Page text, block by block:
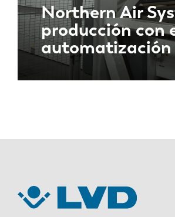
Northern Air
producción con
automatización